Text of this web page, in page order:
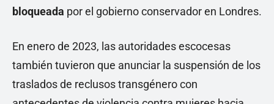
bloqueada por el gobierno conservador en Londres.
En enero de 2023, las autoridades escocesas
también tuvieron que anunciar la suspensión de los
traslados de reclusos transgénero con